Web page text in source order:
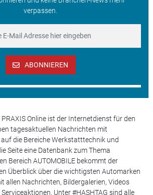
verpassen.
ABONNIEREN
PRAXIS Online ist der Internetdienst für den
tagesaktuellen Nachrichten mit
die Bereiche Werkstatttechnik und
Seite eine Datenbank zum Thema
Bereich AUTOMOBILE bekommt der
Überblick über die wichtigsten Automarken
allen Nachrichten, Bildergalerien, Videos
Unter #HASHTAG sind alle